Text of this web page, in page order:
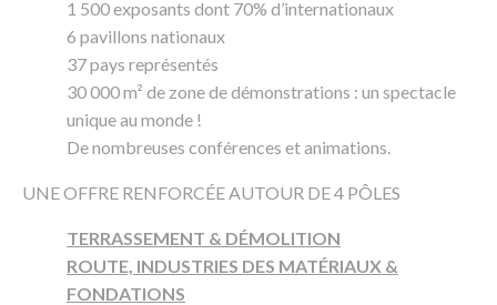
1 500 exposants dont 70% d’internationaux
6 pavillons nationaux
37 pays représentés
30 000 m² de zone de démonstrations : un spectacle
unique au monde !
De nombreuses conférences et animations.
UNE OFFRE RENFORCÉE AUTOUR DE 4 PÔLES
TERRASSEMENT & DÉMOLITION
ROUTE, INDUSTRIES DES MATÉRIAUX &
FONDATIONS